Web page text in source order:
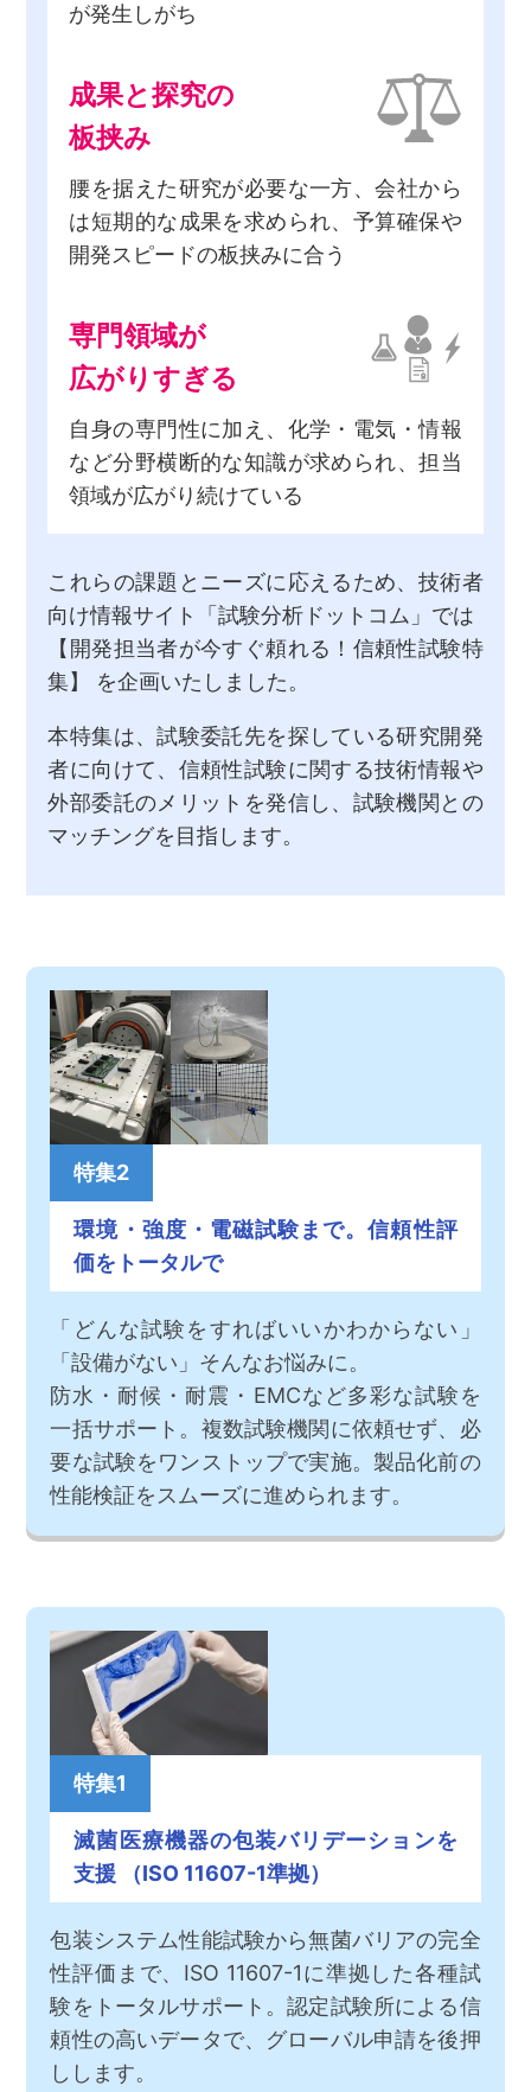
が発生しがち
成果と探究の
板挟み
腰を据えた研究が必要な一方、会社から
は短期的な成果を求められ、 予算確保や
開発スピードの板挟みに合う
専門領域が
広がりすぎる
自身の専門性に加え、化学・電気・情報
など分野横断的な知識が求められ、担当
領域が広がり続けている
これらの課題とニーズに応えるため、技術者
向け情報サイト「試験分析ドットコム」では
【開発担当者が今すぐ頼れる！信頼性試験特
集】 を企画いたしました。
本特集は、試験委託先を探している研究開発
者に向けて、信頼性試験に関する技術情報や
外部委託のメリットを発信し、試験機関との
マッチングを目指します。
特集2
環境・強度・電磁試験まで。信頼性評
価をトータルで
「どんな試験をすればいいかわからない」
「設備がない」そんなお悩みに。
防水・耐候・耐震・EMCなど多彩な試験を
一括サポート。複数試験機関に依頼せず、必
要な試験をワンストップで実施。製品化前の
性能検証をスムーズに進められます。
特集1
滅菌医療機器の包装バリデーションを
支援 （ISO 11607-1準拠）
包装システム性能試験から無菌バリアの完全
性評価まで、ISO 11607-1に準拠した各種試
験をトータルサポート。認定試験所による信
頼性の高いデータで、グローバル申請を後押
しします。